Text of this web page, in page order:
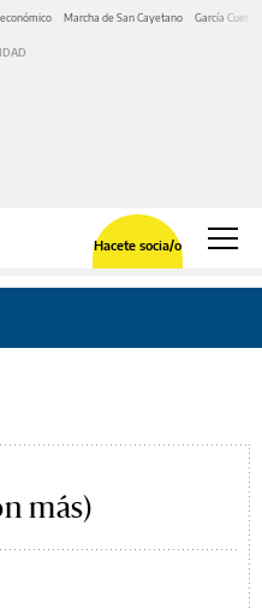
Marcha de San Cayetano García Cuerva
Hacete socia/o
más)